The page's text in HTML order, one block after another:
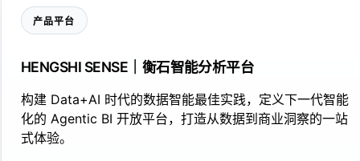
产品平台
HENGSHI SENSE｜衡石智能分析平台
构建 Data+AI 时代的数据智能最佳实践，定义下一代智能
化的 Agentic BI 开放平台，打造从数据到商业洞察的一站
式体验。